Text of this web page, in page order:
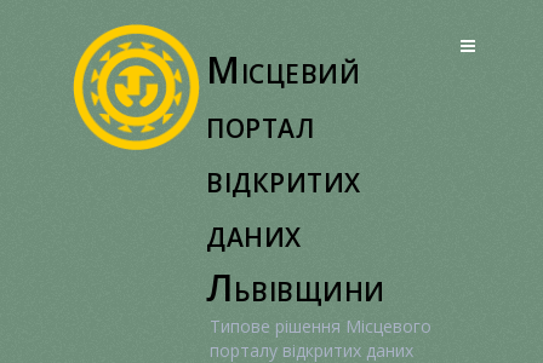
Місцевий
портал
відкритих
даних
Львівщини
Типове рішення Місцевого
порталу відкритих даних